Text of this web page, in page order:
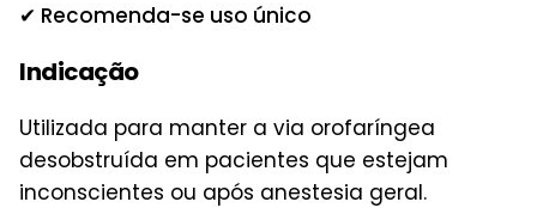
✔ Recomenda-se uso único
Indicação
Utilizada para manter a via orofaríngea
desobstruída em pacientes que estejam
inconscientes ou após anestesia geral.